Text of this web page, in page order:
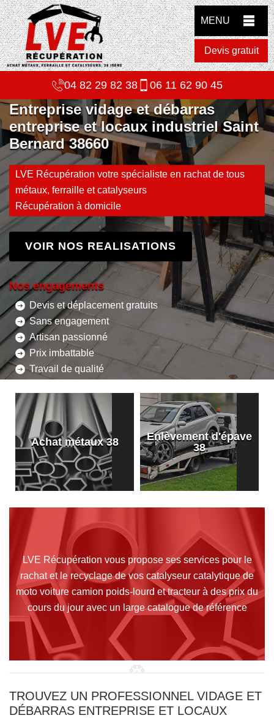
MENU
Devis gratuit
04 82 29 82 38 06 11 62 90 45
Entreprise vidage et débarras
entreprise et locaux industriel Saint
Bernard 38660
LVE Récupération votre spécialiste en rachat de tous
métaux, ferraille et catalyseurs
Récupération à domicile
VOIR NOS REALISATIONS
Nos engagements
Devis et déplacement gratuits
Sans engagement
Artisan passionné
Prix imbattable
Travail de qualité
Achat métaux 38
Enlèvement d'épave
38
LVE Récupération vous propose ses services pour le
rachat et le recyclage de vos catalyseur catalytique de
moto voiture camion poids-lourd et tracteur à des prix du
cours du jour avec un large catalogue de référence
TROUVEZ UN PROFESSIONNEL VIDAGE ET
DÉBARRAS ENTREPRISE ET LOCAUX